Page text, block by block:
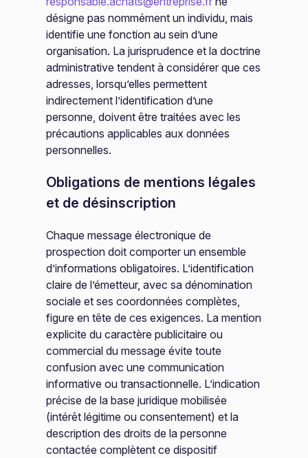
désigne pas nommément un individu, mais
identifie une fonction au sein d’une
organisation. La jurisprudence et la doctrine
administrative tendent à considérer que ces
adresses, lorsqu’elles permettent
indirectement l’identification d’une
personne, doivent être traitées avec les
précautions applicables aux données
personnelles.
Obligations de mentions légales
et de désinscription
Chaque message électronique de
prospection doit comporter un ensemble
d’informations obligatoires. L’identification
claire de l’émetteur, avec sa dénomination
sociale et ses coordonnées complètes,
figure en tête de ces exigences. La mention
explicite du caractère publicitaire ou
commercial du message évite toute
confusion avec une communication
informative ou transactionnelle. L’indication
précise de la base juridique mobilisée
(intérêt légitime ou consentement) et la
description des droits de la personne
contactée complètent ce dispositif